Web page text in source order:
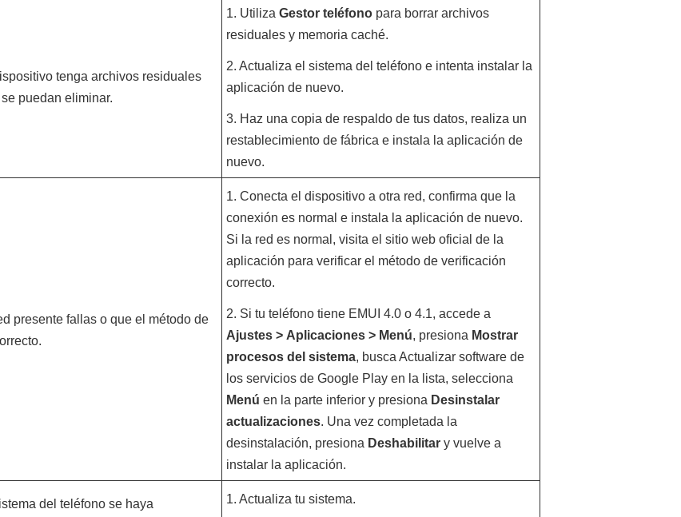
tenga archivos residuales
puedan eliminar.
1. Utiliza Gestor teléfonopara borrar archivos
residuales y memoria caché.
2. Actualiza el sistema del teléfono e intenta instalar la
aplicación de nuevo.
3. Haz una copia de respaldo de tus datos, realiza un
restablecimiento de fábrica e instala la aplicación de
nuevo.
presente fallas o que el método de
1. Conecta el dispositivo a otra red, confirma que la
conexión es normal e instala la aplicación de nuevo.
Si la red es normal, visita el sitio web oficial de la
aplicación para verificar el método de verificación
correcto.
2. Si tu teléfono tiene EMUI 4.0 o 4.1, accede a
Ajustes> Aplicaciones> Menú, presiona Mostrar
procesos del sistema, busca Actualizar software de
los servicios de Google Play en la lista, selecciona
Menú en la parte inferior y presiona Desinstalar
actualizaciones. Una vez completada la
desinstalación, presiona Deshabilitary vuelve a
instalar la aplicación.
del teléfono se haya
1. Actualiza tu sistema.